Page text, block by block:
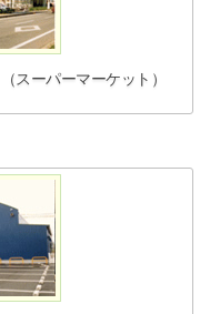
スーパーマーケット）